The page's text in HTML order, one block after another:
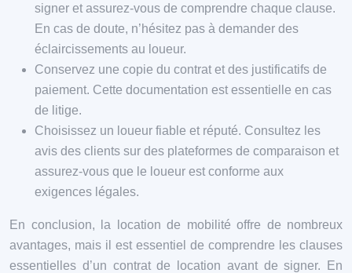
signer et assurez-vous de comprendre chaque clause.
En cas de doute, n’hésitez pas à demander des
éclaircissements au loueur.
Conservez une copie du contrat et des justificatifs de
paiement. Cette documentation est essentielle en cas
de litige.
Choisissez un loueur fiable et réputé. Consultez les
avis des clients sur des plateformes de comparaison et
assurez-vous que le loueur est conforme aux
exigences légales.
En conclusion, la location de mobilité offre de nombreux
avantages, mais il est essentiel de comprendre les clauses
essentielles d’un contrat de location avant de signer. En